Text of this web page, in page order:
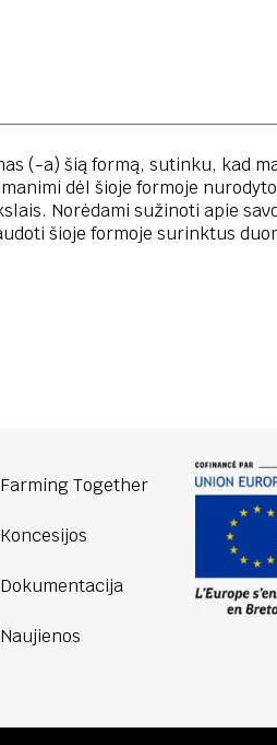
(-a) šią formą, sutinku, kad
dėl šioje formoje
Norėdami sužinoti apie
šioje formoje surinktus
Farming Together
Koncesijos
Dokumentacija
Naujienos